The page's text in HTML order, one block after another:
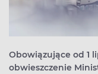
Obowiązujące od 1
obwieszczenie